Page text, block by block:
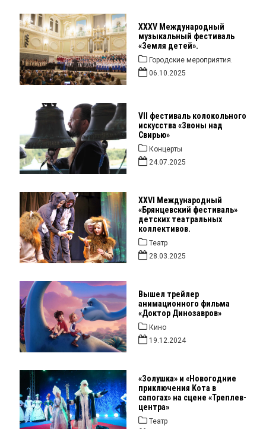
XXXV Международный
музыкальный фестиваль
«Земля детей».
Городские мероприятия.
06.10.2025
VII фестиваль колокольного
искусства «Звоны над
Свирью»
Концерты
24.07.2025
XXVI Международный
«Брянцевский фестиваль»
детских театральных
коллективов.
Театр
28.03.2025
Вышел трейлер
анимационного фильма
«Доктор Динозавров»
Кино
19.12.2024
«Золушка» и «Новогодние
приключения Кота в
сапогах» на сцене «Треплев-
центра»
Театр